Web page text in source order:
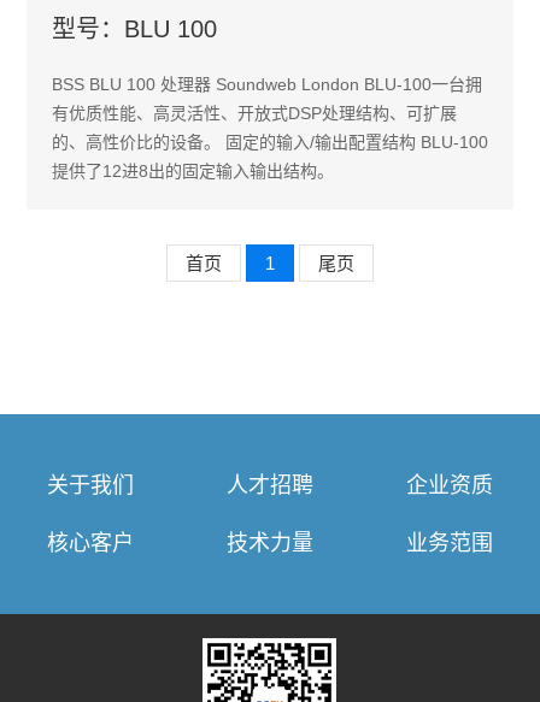
型号：BLU 100
BSS BLU 100 处理器 Soundweb London BLU-100一台拥
有优质性能、高灵活性、开放式DSP处理结构、可扩展
的、高性价比的设备。 固定的输入/输出配置结构 BLU-100
提供了12进8出的固定输入输出结构。
首页 1 尾页
关于我们 人才招聘 企业资质
核心客户 技术力量 业务范围